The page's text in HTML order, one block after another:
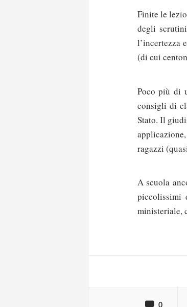
Finite le
degli
l’incertezza
(di cui
Poco più di
consigli di
Stato. Il
ragazzi
A scuola
piccolissimi
ministeriale,
0
Solo gli